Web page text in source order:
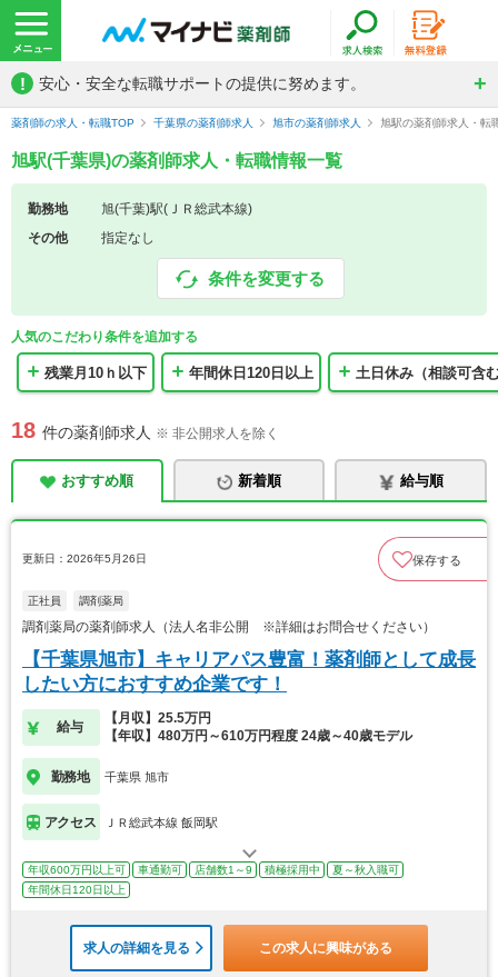
! 安心・安全な転職サポートの提供に努めます。
薬剤師の求人・転職TOP 千葉県の薬剤師求人 旭市の薬剤師求人 旭駅の薬剤師求人・転
旭駅(千葉県)の薬剤師求人・転職情報一覧
勤務地
旭(千葉)駅(ＪＲ総武本線)
その他
指定なし
条件を変更する
人気のこだわり条件を追加する
残業月10ｈ以下 年間休日120日以上 土日休み（相談可含
18 件の薬剤師求人 ※ 非公開求人を除く
おすすめ順 新着順 給与順
更新日：2026年5月26日 保存する
正社員 調剤薬局
調剤薬局の薬剤師求人（法人名非公開 ※詳細はお問合せください）
【千葉県旭市】キャリアパス豊富！薬剤師として成長
したい方におすすめ企業です！
給与
【月収】25.5万円
【年収】480万円～610万円程度 24歳～40歳モデル
勤務地 千葉県 旭市
アクセス ＪＲ総武本線 飯岡駅
年収600万円以上可 車通勤可 店舗数1～9 積極採用中
夏～秋入職可
年間休日120日以上
求人の詳細を見る この求人に興味がある